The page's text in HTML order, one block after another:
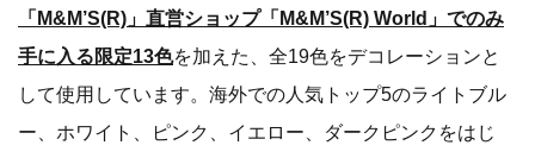
「M&M’S(R)」直営ショップ「M&M’S(R) World」でのみ
手に入る限定13色を加えた、全19色をデコレーションと
して使用しています。海外での人気トップ5のライトブル
ー、ホワイト、ピンク、イエロー、ダークピンクをはじ